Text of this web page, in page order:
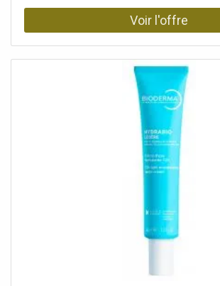
petit ballon ou un chauffe-eau
ELTRON de 11 kW ou plus est requis.
sans compromettre le confort. RACCORD
pression (reconnaissable aux 3 flexibles
INSTALLATION : Montage mural
au dessus ou en dessous de la table.
Augmentation de la température de l'eau
La température de sortie du robinet
l'alimentation en eau froide du
chaude : max. 2,5 l/min. CONTENU DE
d'utilisation et d'installation, raccord